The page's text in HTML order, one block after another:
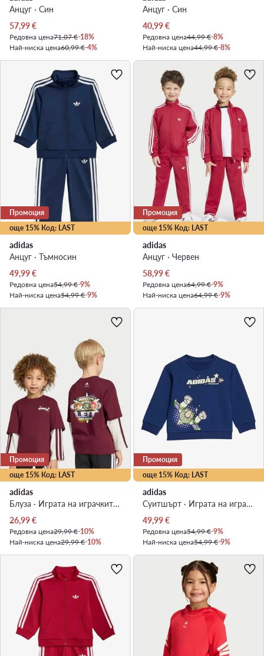
Анцуг · Син
Актуална цена
57,99€
Редовна цена71,07 €-18%
Най-ниска цена60,99 €-4%
Анцуг · Син
Актуална цена
40,99€
Редовна цена44,99 €-8%
Най-ниска цена44,99 €-8%
още 15% Код: LAST
Промоция
adidas
Анцуг · Тъмносин
Актуална цена
49,99€
Редовна цена54,99 €-9%
Най-ниска цена54,99 €-9%
още 15% Код: LAST
Промоция
adidas
Анцуг · Червен
Актуална цена
58,99€
Редовна цена64,99 €-9%
Най-ниска цена64,99 €-9%
още 15% Код: LAST
Промоция
adidas
Блуза · Играта на играчките · Бордо
Актуална цена
26,99€
Редовна цена29,99 €-10%
Най-ниска цена29,99 €-10%
още 15% Код: LAST
Промоция
adidas
Суитшърт · Играта на играчките · Тъмносин
Актуална цена
49,99€
Редовна цена54,99 €-9%
Най-ниска цена54,99 €-9%